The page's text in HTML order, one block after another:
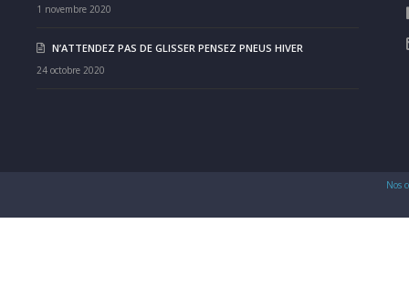
1 novembre 2020
N’ATTENDEZ PAS DE GLISSER PENSEZ PNEUS HIVER
24 octobre 2020
Nos